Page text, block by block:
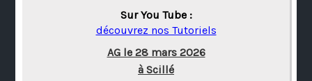
Sur You Tube :
découvrez nos Tutoriels
AG le 28 mars 2026
à Scillé